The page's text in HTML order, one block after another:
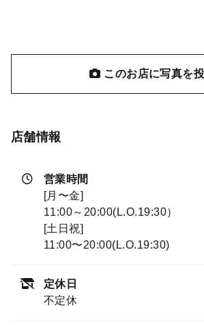
このお店に写真を
店舗情報
営業時間
[月〜金]
11:00～20:00(L.O.19:30）
[土日祝]
11:00〜20:00(L.O.19:30)
定休日
不定休